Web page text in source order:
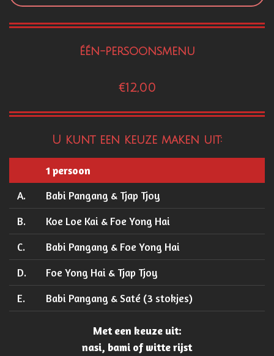
één-persoonsmenu
€12,00
U kunt een keuze maken uit:
1 persoon
A.
Babi Pangang & Tjap Tjoy
B.
Koe Loe Kai & Foe Yong Hai
C.
Babi Pangang & Foe Yong Hai
D.
Foe Yong Hai & Tjap Tjoy
E.
Babi Pangang & Saté (3 stokjes)
Met een keuze uit:
nasi, bami of witte rijst